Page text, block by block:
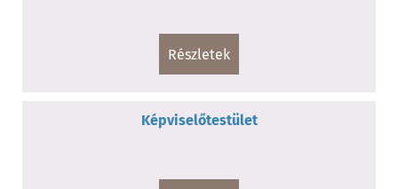
részletek
Képviselőtestület